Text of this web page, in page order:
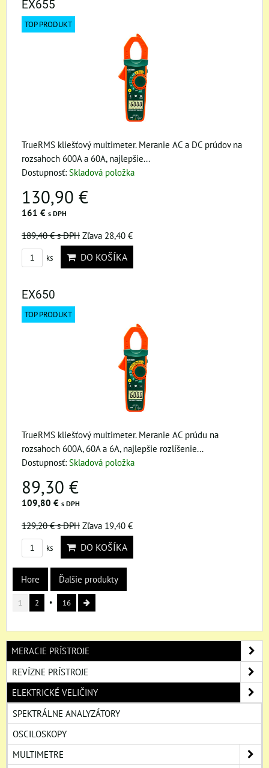
EX655
TOP PRODUKT
TrueRMS kliešťový multimeter. Meranie AC a DC prúdov na
rozsahoch 600A a 60A, najlepšie...
Dostupnosť: Skladová položka
130,90 €
161 € s DPH
189,40 €s DPH Zľava 28,40 €
ks DO KOŠÍKA
EX650
TOP PRODUKT
TrueRMS kliešťový multimeter. Meranie AC prúdu na
rozsahoch 600A, 60A a 6A, najlepšie rozlíšenie...
Dostupnosť: Skladová položka
89,30 €
109,80 € s DPH
129,20 €s DPH Zľava 19,40 €
ks DO KOŠÍKA
Hore Ďalšie produkty
1 2 16
MERACIE PRÍSTROJE
REVÍZNE PRÍSTROJE
ELEKTRICKÉ VELIČINY
SPEKTRÁLNE ANALYZÁTORY
OSCILOSKOPY
MULTIMETRE